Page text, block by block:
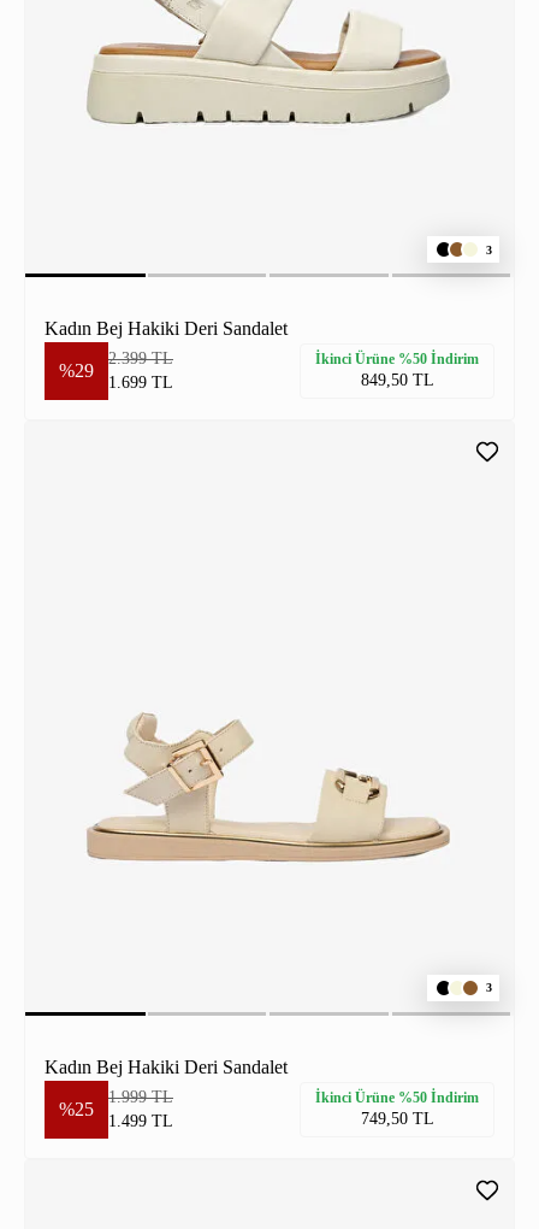
3
Kadın Bej Hakiki Deri Sandalet
%29
2.399 TL
1.699 TL
İkinci Ürüne %50 İndirim
849,50 TL
3
Kadın Bej Hakiki Deri Sandalet
%25
1.999 TL
1.499 TL
İkinci Ürüne %50 İndirim
749,50 TL